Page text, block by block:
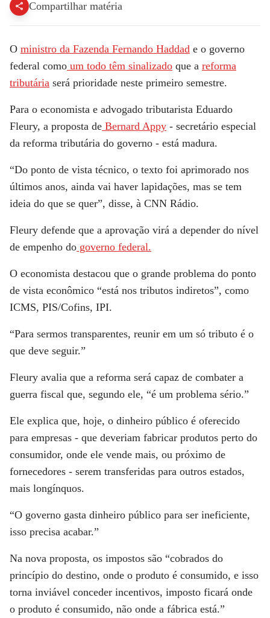
Compartilhar matéria
O ministro da Fazenda Fernando Haddad e o governo
federal como um todo têm sinalizado que a reforma
tributária será prioridade neste primeiro semestre.
Para o economista e advogado tributarista Eduardo
Fleury, a proposta de Bernard Appy - secretário especial
da reforma tributária do governo - está madura.
“Do ponto de vista técnico, o texto foi aprimorado nos
últimos anos, ainda vai haver lapidações, mas se tem
ideia do que se quer”, disse, à CNN Rádio.
Fleury defende que a aprovação virá a depender do nível
de empenho do governo federal.
O economista destacou que o grande problema do ponto
de vista econômico “está nos tributos indiretos”, como
ICMS, PIS/Cofins, IPI.
“Para sermos transparentes, reunir em um só tributo é o
que deve seguir.”
Fleury avalia que a reforma será capaz de combater a
guerra fiscal que, segundo ele, “é um problema sério.”
Ele explica que, hoje, o dinheiro público é oferecido
para empresas - que deveriam fabricar produtos perto do
consumidor, onde ele vende mais, ou próximo de
fornecedores - serem transferidas para outros estados,
mais longínquos.
“O governo gasta dinheiro público para ser ineficiente,
isso precisa acabar.”
Na nova proposta, os impostos são “cobrados do
princípio do destino, onde o produto é consumido, e isso
torna inviável conceder incentivos, imposto ficará onde
o produto é consumido, não onde a fábrica está.”